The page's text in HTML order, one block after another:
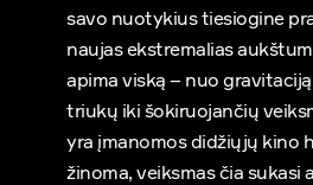
savo nuotykius tiesiogine
naujas ekstremalias
apima viską – nuo
triukų iki šokiruojančių
yra įmanomos didžiųjų kino
žinoma, veiksmas čia sukasi